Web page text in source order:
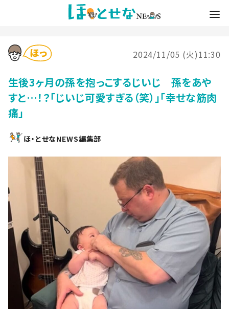
2024/11/05 (火)11:30
生後3ヶ月の孫を抱っこするじいじ 孫をあや
すと…！？「じいじ可愛すぎる（笑）」「幸せな筋肉
痛」
ほ・とせなNEWS編集部